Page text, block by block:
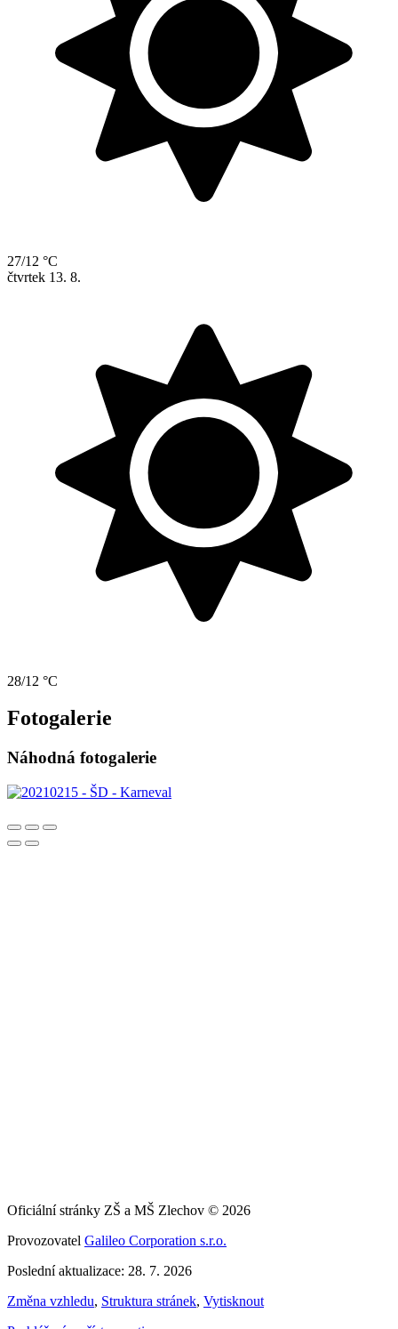
27/12 °C
čtvrtek 13. 8.
28/12 °C
Fotogalerie
Náhodná fotogalerie
Oficiální stránky ZŠ a MŠ Zlechov © 2026
Provozovatel Galileo Corporation s.r.o.
Poslední aktualizace: 28. 7. 2026
Změna vzhledu, Struktura stránek, Vytisknout